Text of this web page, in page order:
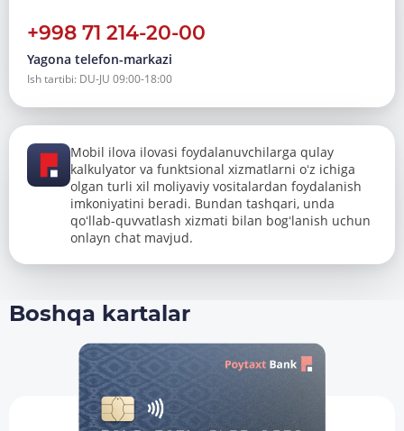
+998 71 214-20-00
Yagona telefon-markazi
Ish tartibi: DU-JU 09:00-18:00
Mobil ilova ilovasi foydalanuvchilarga qulay
kalkulyator va funktsional xizmatlarni oʻz ichiga
olgan turli xil moliyaviy vositalardan foydalanish
imkoniyatini beradi. Bundan tashqari, unda
qoʻllab-quvvatlash xizmati bilan bogʻlanish uchun
onlayn chat mavjud.
Boshqa kartalar